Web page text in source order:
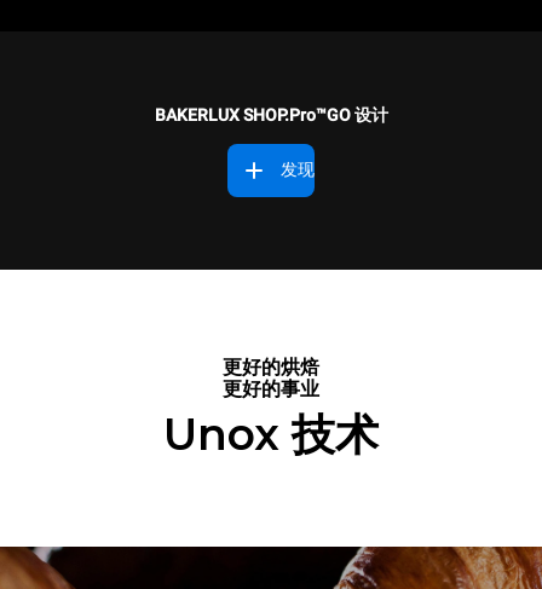
BAKERLUX SHOP.Pro™GO 设计
发现
更好的烘焙
更好的事业
Unox 技术